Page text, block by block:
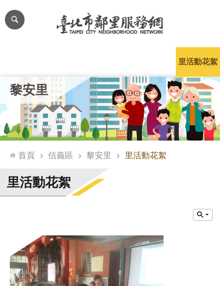
跳到主要內容區塊
網
站
台
通
臺
北
市
整
合
檢
黎安里
里活動花絮
首頁 信義區 黎安里 里活動花絮
里活動花絮